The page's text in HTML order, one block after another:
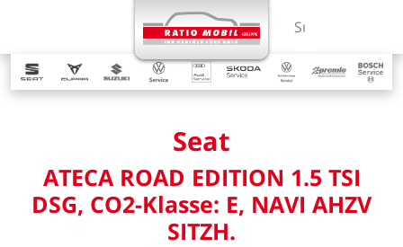
Suchbegriff
Seat
ATECA ROAD EDITION 1.5 TSI
DSG, CO2-Klasse: E, NAVI AHZV
SITZH.